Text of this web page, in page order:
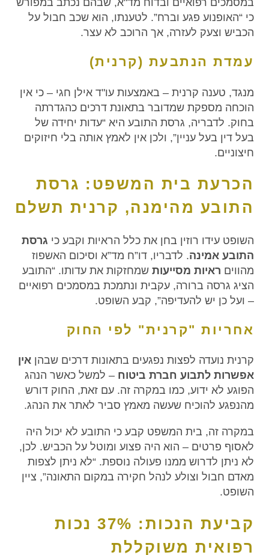
במסמכים רפואיים ובדוח מד"א, שבהם נכתב במפורש
כי “האופנוע פגע וברח”. לטענתו, הוא שכב חבול על
הכביש וצעק לעזרה, אך הרוכב לא עצר.
עמדת הנתבעת (קרנית)
מנגד, טענה קרנית – באמצעות עו"ד אילן חגי – כי אין
הוכחה מספקת שמדובר בתאונת דרכים כהגדרתה
בחוק. לדבריה, גרסת התובע היא “עדות יחידה של
בעל דין בעל עניין”, ולכן אין לאמץ אותה בלי חיזוקים
חיצוניים.
הכרעת בית המשפט: גרסת
התובע מהימנה, קרנית תשלם
השופט עידו רוזין בחן את כלל הראיות וקבע כי גרסת
התובע אמינה. לדבריו, דו”ח מד”א וסיכום האשפוז
מהווים ראיות מסייעות שמחזקות את עדותו. “התובע
הציג גרסה ברורה, עקבית ונתמכת במסמכים רפואיים
– ועל כן יש להעדיפה”, קבע השופט.
אחריות "קרנית" לפי החוק
קרנית נועדה לפצות נפגעים בתאונות דרכים שבהן אין
אפשרות לתבוע חברת ביטוח – למשל כאשר הנהג
הפוגע לא ידוע, כמו במקרה זה. עם זאת, החוק דורש
מהנפגע להוכיח שעשה מאמץ סביר לאתר את הנהג.
במקרה זה, בית המשפט קבע כי התובע לא יכול היה
לאסוף פרטים – הוא היה פצוע ומוטל על הכביש. לכן,
לא ניתן לדרוש ממנו פעולה נוספת. “לא ניתן לצפות
מאדם חבול וצולע לנהל חקירה במקום התאונה”, ציין
השופט.
קביעת הנכות: 37% נכות
רפואית משוקללת